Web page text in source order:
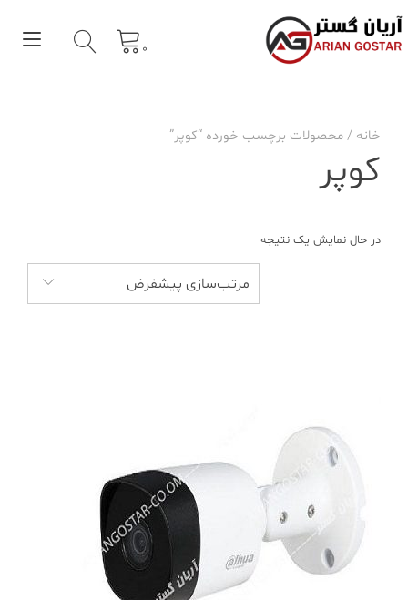
to
content
0
خانه / محصولات برچسب خورده “کوپر”
کوپر
در حال نمایش یک نتیجه
مرتب‌سازی پیشفرض